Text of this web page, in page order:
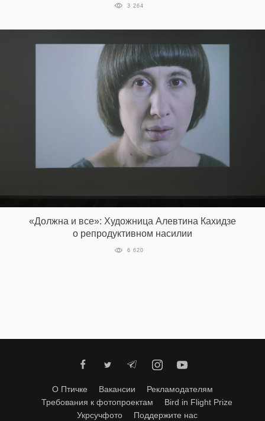
3 264
«Должна и все»: Художница Алевтина Кахидзе
о репродуктивном насилии
6 620
О Птичке Вакансии
Рекламодателям
Требования к фотопроектам
Bird in Flight Prize
Укрсучфото
Поддержите нас